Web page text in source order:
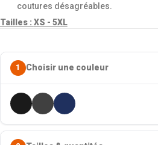
coutures désagréables.
Tailles : XS - 5XL
1 Choisir une couleur